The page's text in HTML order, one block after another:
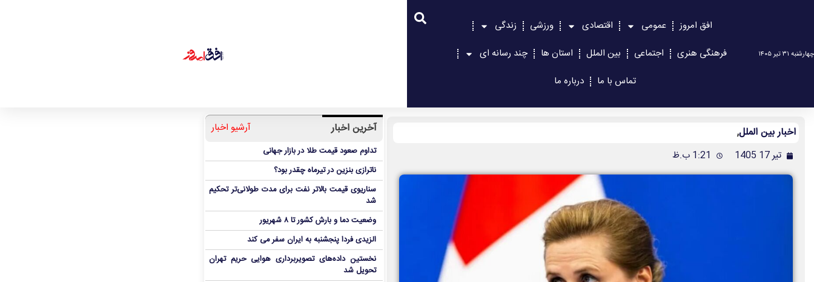
چهارشنبه ۳۱ تیر ۱۴۰۵
افق امروز عمومی اقتصادی ورزشی
زندگی
فرهنگی هنری
اجتماعی بین الملل استان ها
چند رسانه ای
تماس با ما
درباره ما
اخبار بین الملل,
تیر 17 1405 1:21 ب.ظ
آخرین اخبار آرشیو اخبار
تداوم صعود قیمت طلا در بازار جهانی
ناترازی بنزین در تیرماه چقدر بود؟
سناریوی قیمت بالاتر نفت برای مدت طولانی‌تر تحکیم
شد
وضعیت دما و بارش کشور تا ۸ شهریور
الزیدی فردا پنجشنبه به ایران سفر می کند
نخستین داده‌های تصویربرداری هوایی حریم تهران
تحویل شد